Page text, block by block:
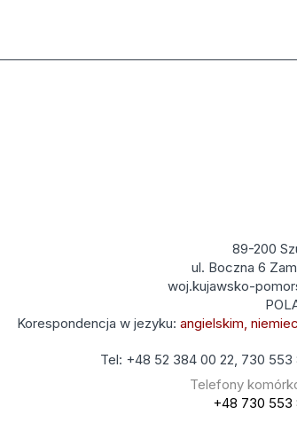
89-200
ul. Boczna 6
woj.kujawsko-
Korespondencja w jezyku:angielskim,
Tel: +48 52 384 00 22, 730 553
Telefony
+48 730 553